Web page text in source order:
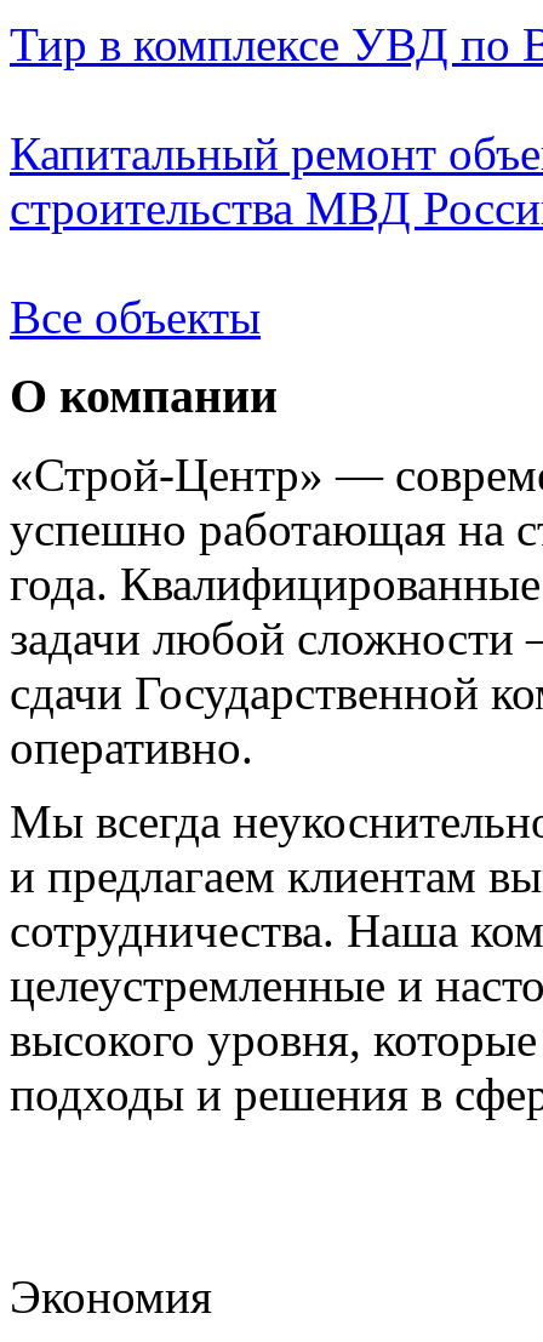
Тир в комплексе УВД по
Капитальный ремонт
строительства МВД
Все объекты
О компании
«Строй-Центр» —
успешно работающая на
года.
задачи любой сложности
сдачи Государственной
оперативно.
Мы всегда
и предлагаем клиентам
сотрудничества. Наша
целеустремленные и
высокого уровня,
подходы и решения в
Экономия